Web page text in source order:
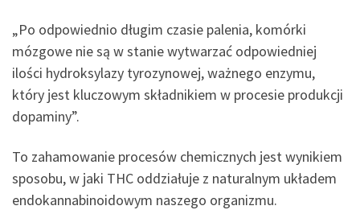
„Po odpowiednio długim czasie palenia, komórki
mózgowe nie są w stanie wytwarzać odpowiedniej
ilości hydroksylazy tyrozynowej, ważnego enzymu,
który jest kluczowym składnikiem w procesie produkcji
dopaminy”.
To zahamowanie procesów chemicznych jest wynikiem
sposobu, w jaki THC oddziałuje z naturalnym układem
endokannabinoidowym naszego organizmu.